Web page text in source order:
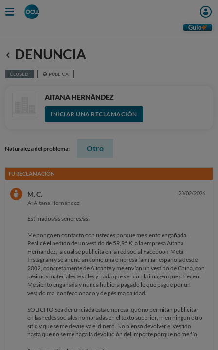
Guio
Anterior
DENUNCIA
CLOSED PÚBLICA
AITANA HERNÁNDEZ
INICIAR UNA RECLAMACIÓN
Naturaleza del problema: Otro
TU RECLAMACIÓN
M. C.
A: Aitana Hernández
23/02/2026
Estimados/as señores/as:
Me pongo en contacto con ustedes porque me siento engañada.
Realicé el pedido de un vestido de 59,95 €, a la empresa Aitana
Hernández, la cual se publicita en la red social Facebook-Meta-
Instagram y se anuncian como una empresa familiar española desde
2002, concretamente de Alicante y me envían un vestido de China, con
pésimos materiales textiles y nada que ver con la imagen que ofrecen.
Me siento engañada y nunca hubiera pagado lo que pagué por un
vestido mal confeccionado y de pésima calidad.
SOLICITO Sea denunciada esta empresa, qué no permitan publicitar
en las redes sociales nombradas en el texto superior, ni en ningún otro
sitio y que se me devuelva el dinero. No pienso devolver el vestido
hasta que no se me haga la devolución del importe porque no me fío.